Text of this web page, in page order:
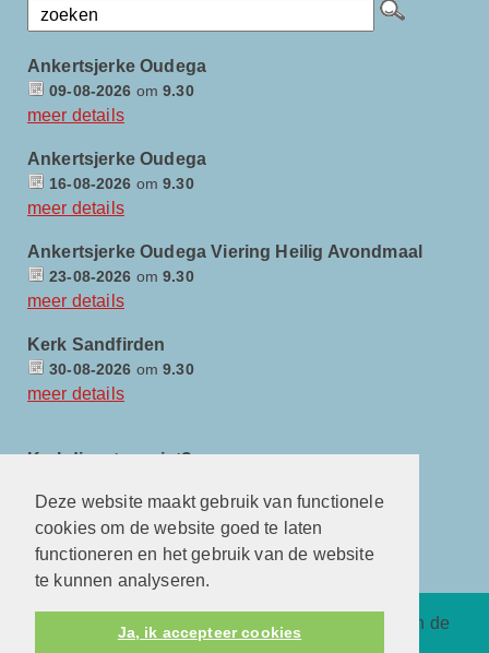
Deze website maakt gebruik van functionele
cookies om de website goed te laten
functioneren en het gebruik van de website
te kunnen analyseren.
Ja, ik accepteer cookies
Ankertsjerke Oudega
09-08-2026 om9.30
meer details
Ankertsjerke Oudega
16-08-2026 om9.30
meer details
Ankertsjerke Oudega Viering Heilig Avondmaal
23-08-2026 om9.30
meer details
Kerk Sandfirden
30-08-2026 om9.30
meer details
Kerkdienst gemist?
Protestantsekerk.net is een samenwerking tussen de